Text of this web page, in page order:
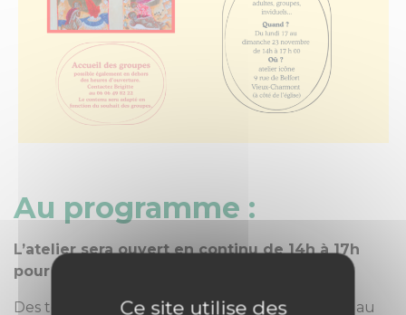
Au programme :
L’atelier sera ouvert en continu de 14h à 17h
pour les visites.
Des temps d’atelier* (inscriptions souhaitées au au
Ce site utilise des